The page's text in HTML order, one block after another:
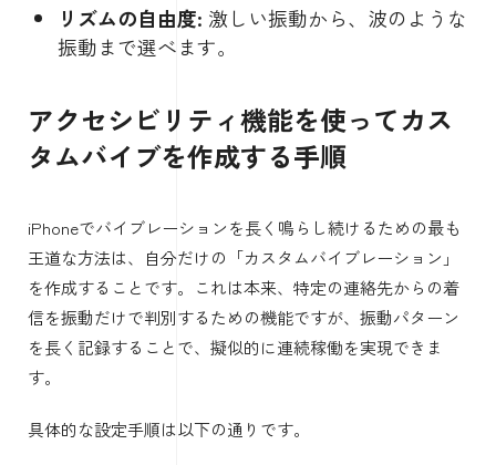
リズムの自由度: 激しい振動から、波のような
振動まで選べます。
アクセシビリティ機能を使ってカス
タムバイブを作成する手順
iPhoneでバイブレーションを長く鳴らし続けるための最も
王道な方法は、自分だけの「カスタムバイブレーション」
を作成することです。これは本来、特定の連絡先からの着
信を振動だけで判別するための機能ですが、振動パターン
を長く記録することで、擬似的に連続稼働を実現できま
す。
具体的な設定手順は以下の通りです。